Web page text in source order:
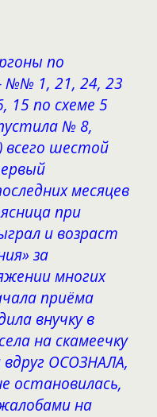
по
№№ 1, 21, 24, 23
15 по схеме 5
№ 8,
всего шестой
месяцев
при
и возраст
за
многих
приёма
внучку в
на скамеечку
ОСОЗНАЛА,
остановилась,
на